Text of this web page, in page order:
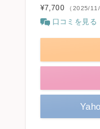
¥7,700
（2025/
口コミを見る